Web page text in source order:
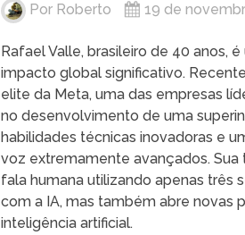
Por Roberto 19 de
Rafael Valle, brasileiro de 40 anos,
impacto global significativo.
elite da Meta, uma das empresas
no desenvolvimento de uma
habilidades técnicas inovadoras e
voz extremamente avançados.
fala humana utilizando apenas três
com a IA, mas também abre novas
inteligência artificial.